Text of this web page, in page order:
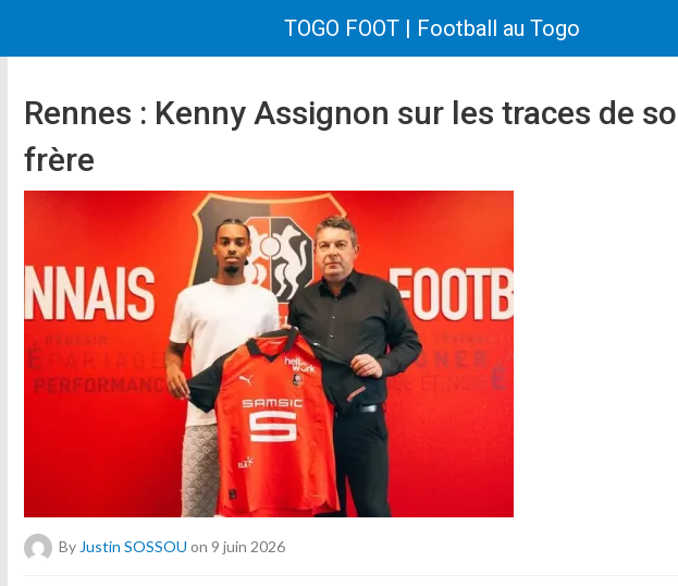
TOGO FOOT | Football au Togo
Rennes : Kenny Assignon sur les traces de
frère
By Justin SOSSOU on 9 juin 2026